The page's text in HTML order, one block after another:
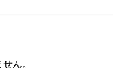
ん。